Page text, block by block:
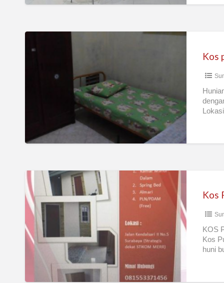
putri
Kos
Kos
Putri
lajang/mahasiswi
Surabaya
timur
KOS
Kos
huni